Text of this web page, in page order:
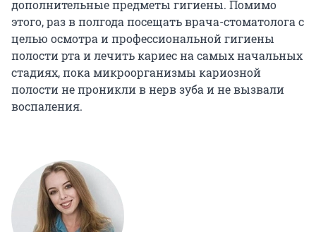
дополнительные предметы гигиены. Помимо
этого, раз в полгода посещать врача-стоматолога с
целью осмотра и профессиональной гигиены
полости рта и лечить кариес на самых начальных
стадиях, пока микроорганизмы кариозной
полости не проникли в нерв зуба и не вызвали
воспаления.